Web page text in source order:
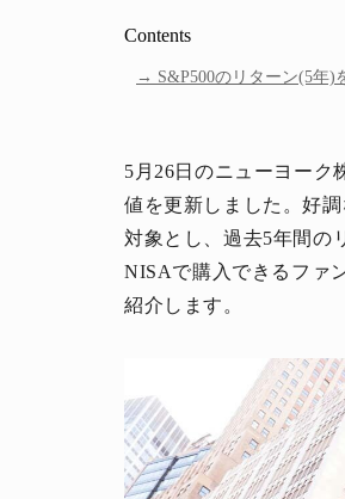
Contents
S&P500のリターン(5年)
5月26日のニューヨーク
値を更新しました。好
対象とし、過去5年間の
NISAで購入できるファ
紹介します。